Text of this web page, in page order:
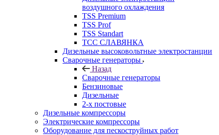
воздушного охлаждения
TSS Premium
TSS Prof
TSS Standart
ТСС СЛАВЯНКА
Дизельные высоковольтные электростанции
Сварочные генераторы
Назад
Сварочные генераторы
Бензиновые
Дизельные
2-х постовые
Дизельные компрессоры
Электрические компрессоры
Оборудование для пескоструйных работ